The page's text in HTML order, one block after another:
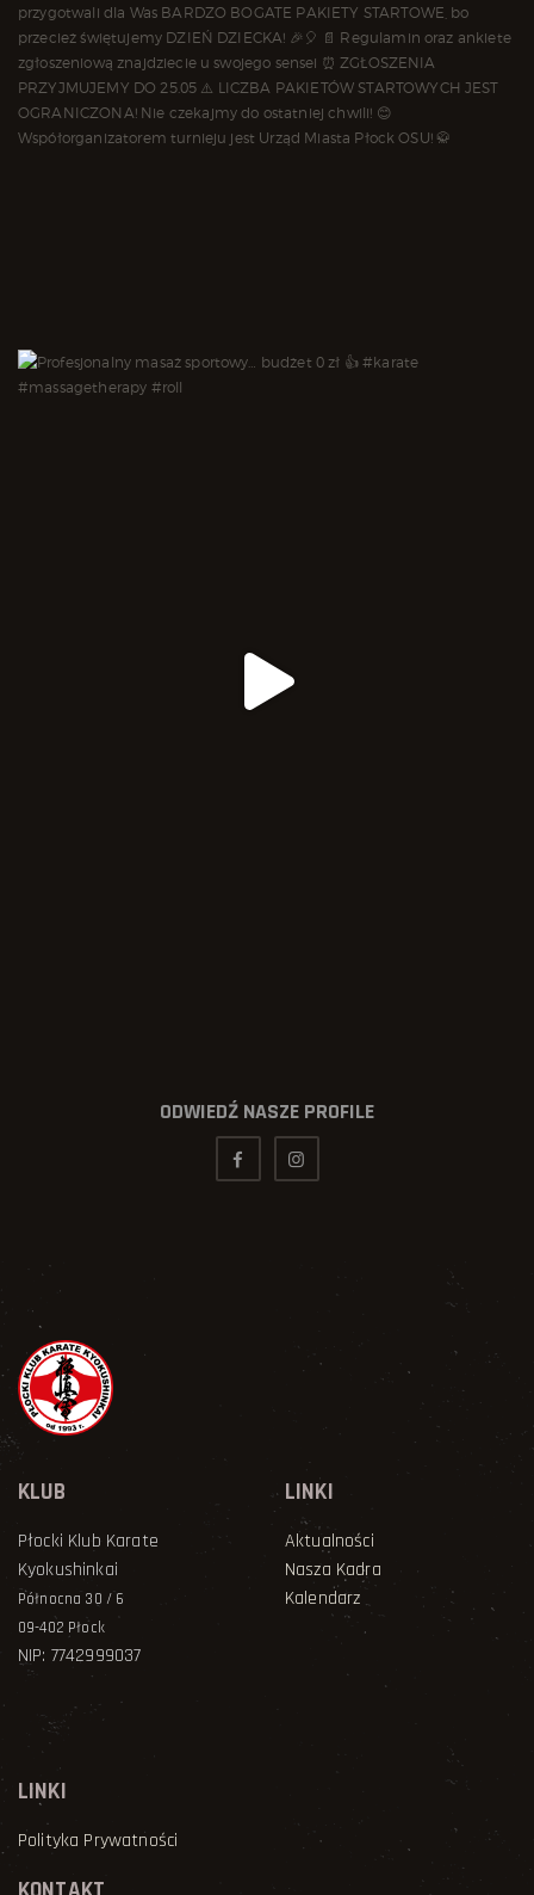
ODWIEDŹ NASZE PROFILE
KLUB
Płocki Klub Karate
Kyokushinkai
Północna 30 / 6
09-402 Płock
NIP: 7742999037
LINKI
Aktualności
Nasza Kadra
Kalendarz
LINKI
Polityka Prywatności